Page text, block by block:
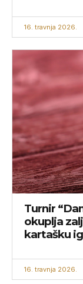
16. travnja 2026.
Turnir
okuplja
kartašku
16. travnja 2026.